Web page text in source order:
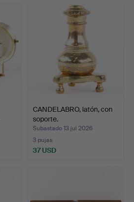
CANDELABRO, latón, con
soporte.
Subastado 13 jul 2026
3 pujas
37 USD